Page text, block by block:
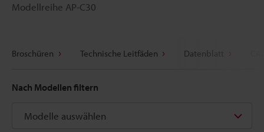
Modellreihe AP-C30
Broschüren Technische Leitfäden Datenblatt
Nach Modellen filtern
Modelle auswählen